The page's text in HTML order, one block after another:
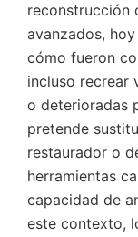
reconstrucción
avanzados,
cómo fueron
incluso recrear
o deterioradas
pretende
restaurador o
herramientas
capacidad de
este contexto,